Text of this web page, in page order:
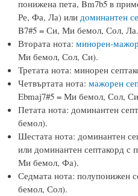
понижена пета, Bm7b5 в
Ре, Фа, Ла) или доминантен
B7#5 = Си, Ми бемол, Сол, Ла.
Втората нота: минорен-
Ми бемол, Сол, Си).
Третата нота: минорен
Четвъртата нота: мажорен
Ebmaj7#5 = Ми бемол, Сол,
Петата нота: доминантен
бемол).
Шестата нота: доминантен
или доминантен септакорд с
Ми бемол, Фа).
Седмата нота: полупонижен
бемол, Сол).